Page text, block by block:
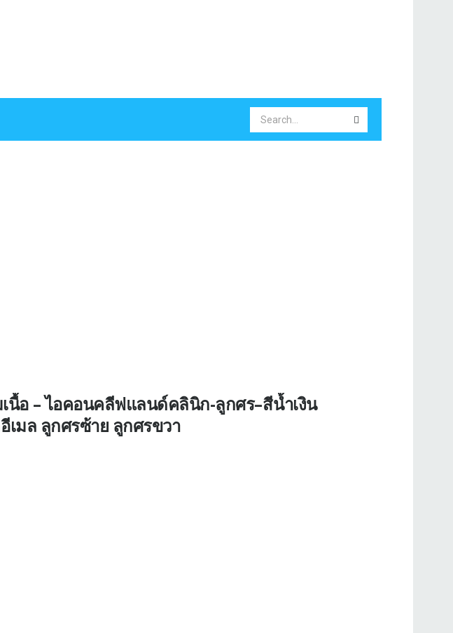
นื้อ – ไอคอนคลีฟแลนด์คลินิก-ลูกศร–สีน้ำเงิน
มล ลูกศรซ้าย ลูกศรขวา